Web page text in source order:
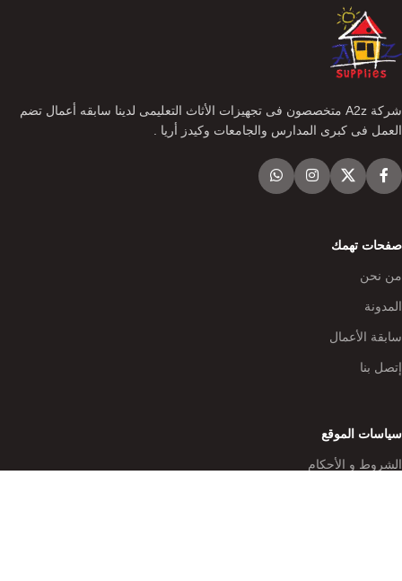
شركة A2z متخصصون فى تجهيزات الأثاث التعليمى لدينا سابقه أعمال تضم
العمل فى كبرى المدارس والجامعات وكيدز أريا .
صفحات تهمك
من نحن
المدونة
سابقة الأعمال
إتصل بنا
سياسات الموقع
الشروط و الأحكام